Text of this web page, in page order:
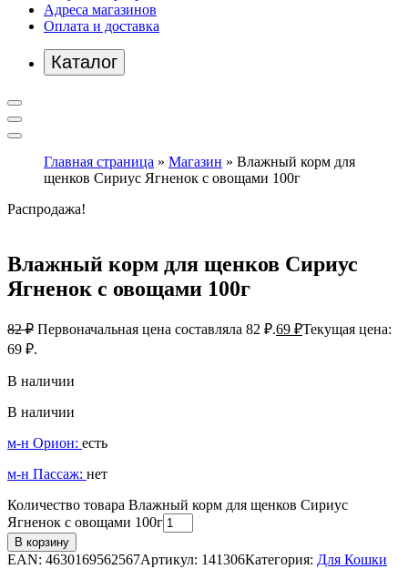
Адреса магазинов
Оплата и доставка
Каталог
Главная страница » Магазин » Влажный корм для
щенков Сириус Ягненок с овощами 100г
Распродажа!
Влажный корм для щенков Сириус
Ягненок с овощами 100г
82₽ Первоначальная цена составляла 82 ₽.69 ₽Текущая цена:
69 ₽.
В наличии
В наличии
м-н Орион: есть
м-н Пассаж: нет
Количество товара Влажный корм для щенков Сириус
Ягненок с овощами 100г
В корзину
EAN: 4630169562567Артикул: 141306Категория: Для Кошки